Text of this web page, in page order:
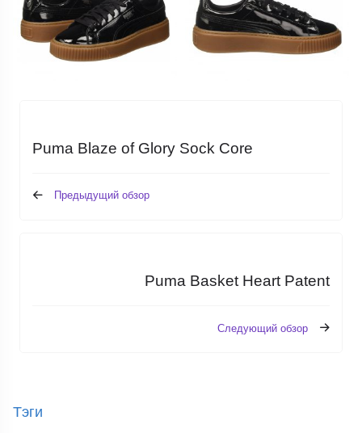
Puma Blaze of Glory Sock Core
Предыдущий обзор
Puma Basket Heart Patent
Следующий обзор
Тэги